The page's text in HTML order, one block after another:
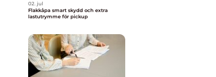
02. jul
Flakkåpa smart skydd och extra
lastutrymme för pickup